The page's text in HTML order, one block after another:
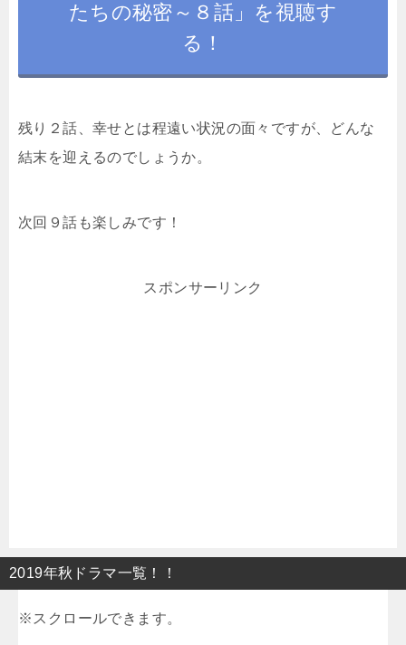
たちの秘密～８話」を視聴す
る！
残り２話、幸せとは程遠い状況の面々ですが、どんな
結末を迎えるのでしょうか。
次回９話も楽しみです！
スポンサーリンク
2019年秋ドラマ一覧！！